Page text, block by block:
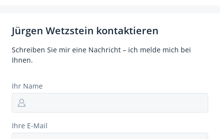
Jürgen Wetzstein kontaktieren
Schreiben Sie mir eine Nachricht – ich melde mich bei
Ihnen.
Ihr Name
Ihre E-Mail